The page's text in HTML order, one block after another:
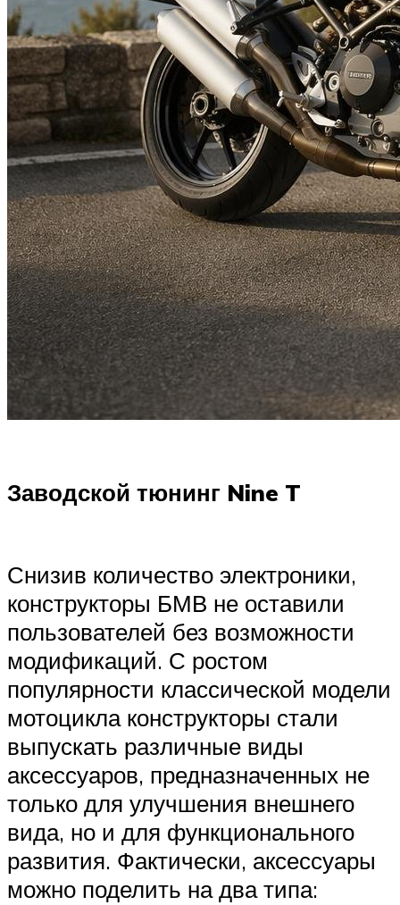
Заводской тюнинг Nine T
Снизив количество электроники,
конструкторы БМВ не оставили
пользователей без возможности
модификаций. С ростом
популярности классической модели
мотоцикла конструкторы стали
выпускать различные виды
аксессуаров, предназначенных не
только для улучшения внешнего
вида, но и для функционального
развития. Фактически, аксессуары
можно поделить на два типа: